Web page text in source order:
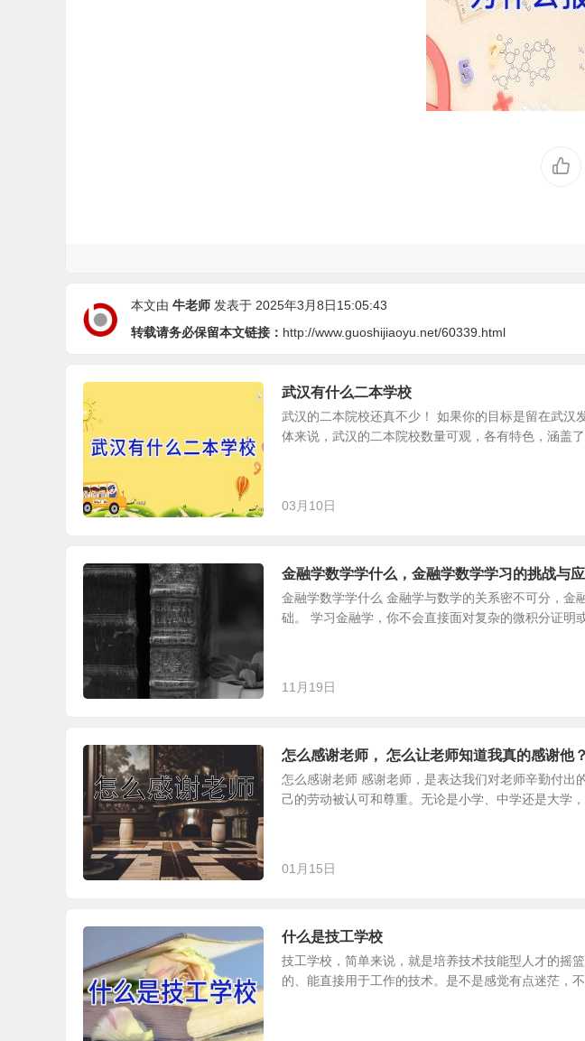
本文由 牛老师 发表于 2025年3月8日15:05:43
转载请务必保留本文链接： http://www.guoshijiaoyu.net/60339.html
武汉有什么二本学校
武汉的二本院校还真不少！ 如果你的目标是留在武汉
体来说，武汉的二本院校数量可观，各有特色，涵盖
03月10日
金融学数学学什么，金融学数学学习的挑战与
金融学数学学什么 金融学与数学的关系密不可分，金
础。 学习金融学，你不会直接面对复杂的微积分证明
11月19日
怎么感谢老师， 怎么让老师知道我真的感谢他？
怎么感谢老师 感谢老师，是表达我们对老师辛勤付出
己的劳动被认可和尊重。无论是小学、中学还是大学
01月15日
什么是技工学校
技工学校，简单来说，就是培养技术技能型人才的摇
的、能直接用于工作的技术。是不是感觉有点迷茫，